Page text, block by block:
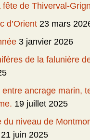
fête de Thiverval-
d’Orient 23 mars
3 janvier 2026
de la falunière
entre ancrage marin,
19 juillet 2025
du niveau de
21 juin 2025